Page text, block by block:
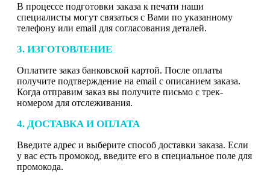
В процессе подготовки заказа к печати наши
специалисты могут связаться с Вами по указанному
телефону или email для согласования деталей.
3. ИЗГОТОВЛЕНИЕ
Оплатите заказ банковской картой. После оплаты
получите подтверждение на email с описанием заказа.
Когда отправим заказ вы получите письмо с трек-
номером для отслеживания.
4. ДОСТАВКА И ОПЛАТА
Введите адрес и выберите способ доставки заказа. Если
у вас есть промокод, введите его в специальное поле для
промокода.